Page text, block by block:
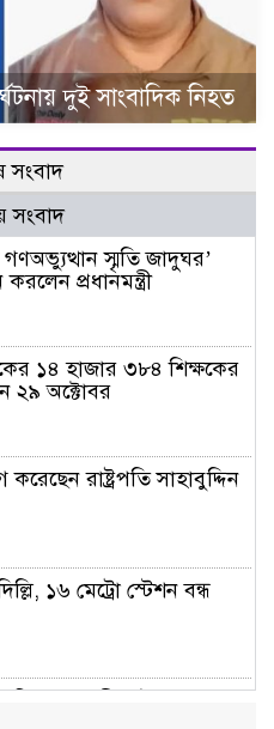
দুই সাংবাদিক নিহত
সংবাদ
সংবাদ
স্মৃতি জাদুঘর’
প্রধানমন্ত্রী
১৪ হাজার ৩৮৪ শিক্ষকের
২৯ অক্টোবর
করেছেন রাষ্ট্রপতি সাহাবুদ্দিন
১৬ মেট্রো স্টেশন বন্ধ